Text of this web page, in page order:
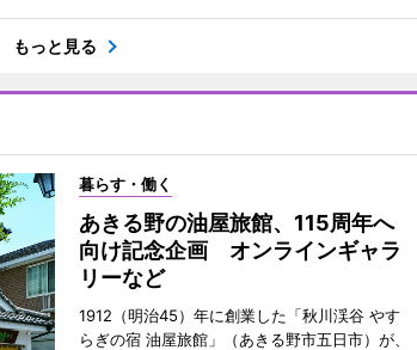
もっと見る
暮らす・働く
あきる野の油屋旅館、115周年へ
向け記念企画 オンラインギャラ
リーなど
1912（明治45）年に創業した「秋川渓谷 やす
らぎの宿 油屋旅館」（あきる野市五日市）が、